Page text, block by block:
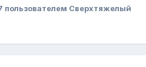
пользователем Сверхтяжелый